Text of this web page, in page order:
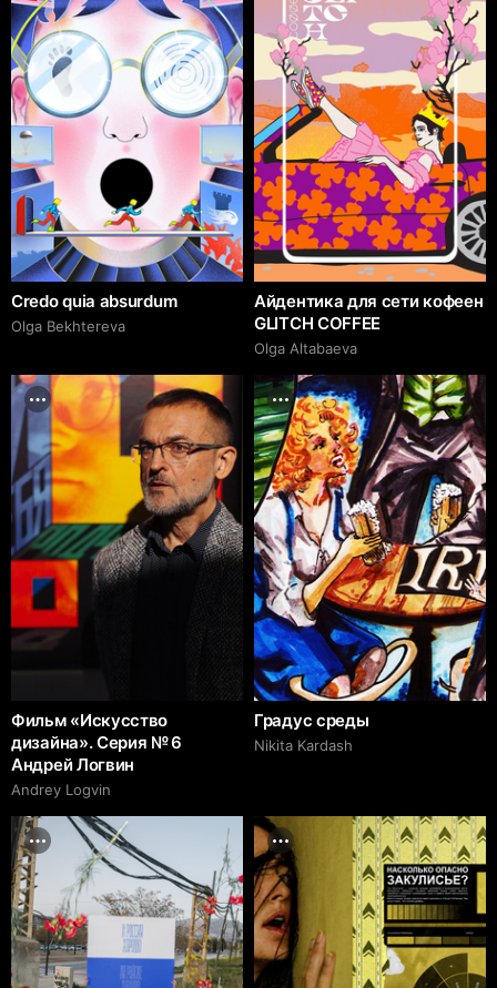
Credo quia absurdum
Olga Bekhtereva
Айдентика для сети кофеен
GLITCH COFFEE
Olga Altabaeva
Фильм «Искусство
дизайна». Серия № 6
Андрей Логвин
Andrey Logvin
Градус среды
Nikita Kardash